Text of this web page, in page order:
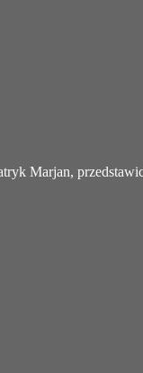
Marjan,